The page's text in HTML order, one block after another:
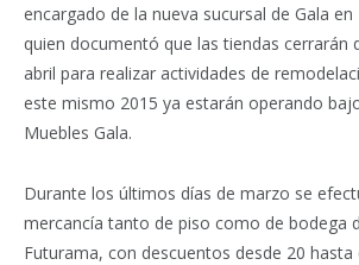
encargado de la nueva sucursal de Gala en
quien documentó que las tiendas cerrarán
abril para realizar actividades de
este mismo 2015 ya estarán operando
Muebles Gala.
Durante los últimos días de marzo se
mercancía tanto de piso como de bodega
Futurama, con descuentos desde 20